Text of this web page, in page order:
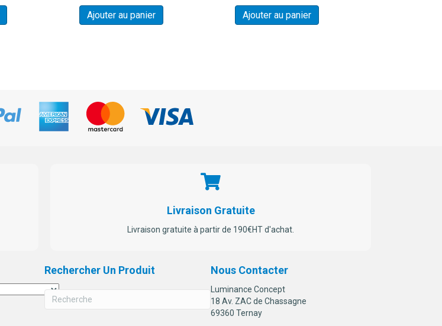
Ajouter au panier Ajouter au panier
Livraison Gratuite
Livraison gratuite à partir de 190€HT d'achat.
Rechercher Un Produit Nous Contacter
Luminance Concept
18 Av. ZAC de Chassagne
69360 Ternay